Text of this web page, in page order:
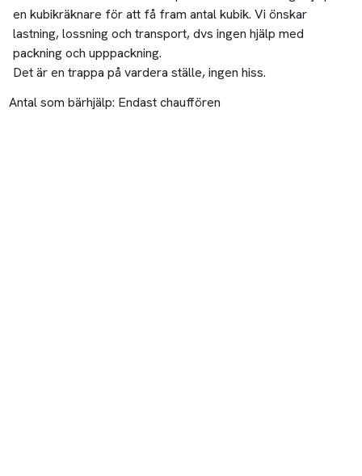
en kubikräknare för att få fram antal kubik. Vi önskar
lastning, lossning och transport, dvs ingen hjälp med
packning och upppackning.
Det är en trappa på vardera ställe, ingen hiss.
Antal som bärhjälp: Endast chauffören